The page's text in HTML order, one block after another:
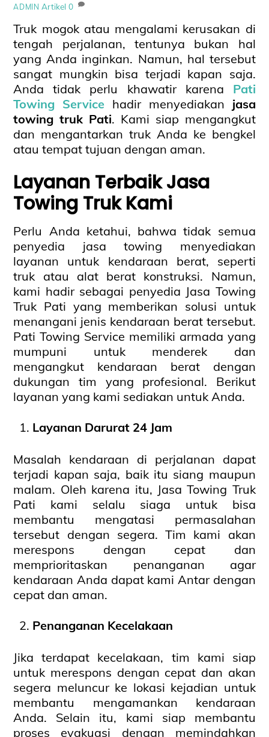
ADMIN Artikel 0
Truk mogok atau mengalami kerusakan di
tengah perjalanan, tentunya bukan hal
yang Anda inginkan. Namun, hal tersebut
sangat mungkin bisa terjadi kapan saja.
Anda tidak perlu khawatir karena
Pati
Towing Service hadir menyediakan jasa
towing truk Pati. Kami siap mengangkut
dan mengantarkan truk Anda ke bengkel
atau tempat tujuan dengan aman.
Layanan Terbaik Jasa
Towing Truk Kami
Perlu Anda ketahui, bahwa tidak semua
penyedia jasa towing menyediakan
layanan untuk kendaraan berat, seperti
truk atau alat berat konstruksi. Namun,
kami hadir sebagai penyedia Jasa Towing
Truk Pati yang memberikan solusi untuk
menangani jenis kendaraan berat tersebut.
Pati Towing Service memiliki armada yang
mumpuni untuk menderek dan
mengangkut kendaraan berat dengan
dukungan tim yang profesional. Berikut
layanan yang kami sediakan untuk Anda.
Layanan Darurat 24 Jam
Masalah kendaraan di perjalanan dapat
terjadi kapan saja, baik itu siang maupun
malam. Oleh karena itu, Jasa Towing Truk
Pati kami selalu siaga untuk bisa
membantu mengatasi permasalahan
tersebut dengan segera. Tim kami akan
merespons dengan cepat dan
memprioritaskan penanganan agar
kendaraan Anda dapat kami Antar dengan
cepat dan aman.
Penanganan Kecelakaan
Jika terdapat kecelakaan, tim kami siap
untuk merespons dengan cepat dan akan
segera meluncur ke lokasi kejadian untuk
membantu mengamankan kendaraan
Anda. Selain itu, kami siap membantu
proses evakuasi dengan memindahkan